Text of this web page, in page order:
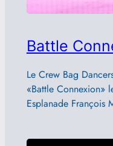
Battle
Le Crew Bag
«Battle Connexion»
Esplanade François